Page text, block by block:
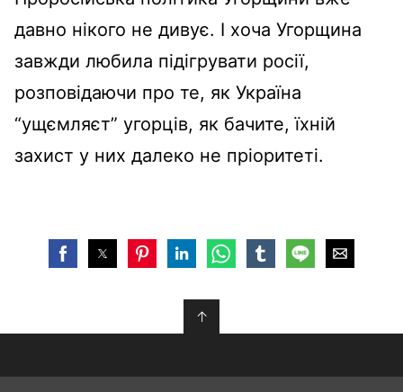
давно нікого не дивує. І хоча Угорщина
завжди любила підігрувати росії,
розповідаючи про те, як Україна
“ущємляєт” угорців, як бачите, їхній
захист у них далеко не пріоритеті.
↑